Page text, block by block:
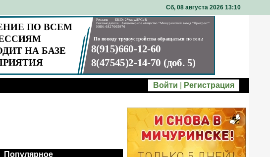
Сб, 08 августа 2026 13 10
Войти Регистрация
Популярное